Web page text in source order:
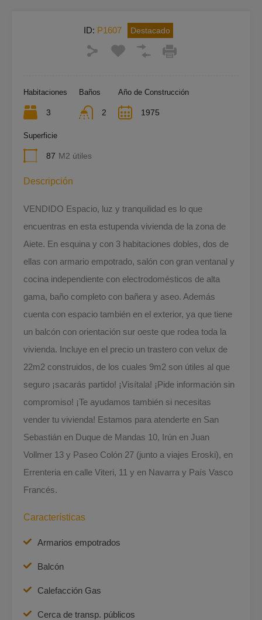
ID: P1607 Destacado
Habitaciones
3
Baños
2
Año de Construcción
1975
Superficie
87 M2 útiles
Descripción
VENDIDO Espacio, luz y tranquilidad es lo que
encuentras en esta estupenda vivienda de la zona de
Aiete. En esquina y con 3 habitaciones dobles, dos de
ellas con armario empotrado, salón con gran ventanal y
cocina independiente con electrodomésticos de alta
gama, baño completo con bañera y aseo. Además
cuenta con espacio también en el exterior, ya que tiene
un balcón con orientación sur oeste que rodea toda la
vivienda. Incluye en el precio un trastero con velux de
22m2 construidos, de los cuales 9m2 son útiles al que
seguro ¡sacarás partido! ¡Visítala! ¡Pide información sin
compromiso! ¡Te ayudamos también si necesitas
vender tu vivienda! Estamos para atenderte en San
Sebastián en Duque de Mandas 10, Irún en Juan
Vollmer 13 y Paseo Colón 27 (junto a viajes Eroski), en
Errenteria en calle Viteri, 11 y en Navarra y País Vasco
Francés.
Características
Armarios empotrados
Balcón
Calefacción Gas
Cerca de transp. públicos